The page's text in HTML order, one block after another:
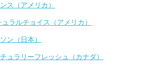
ス（アメリカ）
ラルチョイス（アメリカ）
ン（日本）
ュラリーフレッシュ（カナダ）